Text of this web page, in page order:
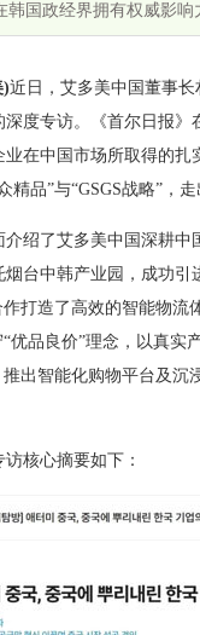
韩国政经界拥有权威影
)近日，艾多美中国董事
度专访。《首尔日报》
在中国市场所取得的
品”与“GSGS战略”，
绍了艾多美中国深耕中
台中韩产业园，成功
打造了高效的智能物流
优品良价”理念，以真实
出智能化购物平台及沉
核心摘要如下：